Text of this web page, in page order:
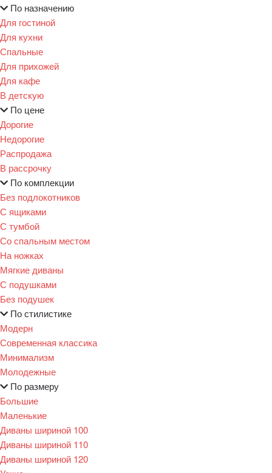
По назначению
Для гостиной
Для кухни
Спальные
Для прихожей
Для кафе
В детскую
По цене
Дорогие
Недорогие
Распродажа
В рассрочку
По комплекции
Без подлокотников
С ящиками
С тумбой
Со спальным местом
На ножках
Мягкие диваны
С подушками
Без подушек
По стилистике
Модерн
Современная классика
Минимализм
Молодежные
По размеру
Большие
Маленькие
Диваны шириной 100
Диваны шириной 110
Диваны шириной 120